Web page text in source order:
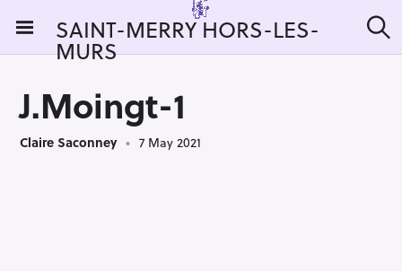
i
SAINT-MERRY HORS-LES-
MURS e
J.Moingt-1
Claire Saconney 7 May 2021